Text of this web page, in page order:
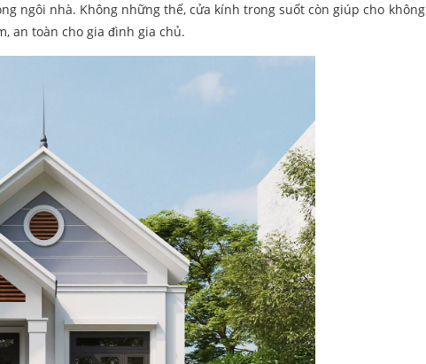
ngôi nhà. Không những thế, cửa kính trong suốt còn giúp cho không
an toàn cho gia đình gia chủ.